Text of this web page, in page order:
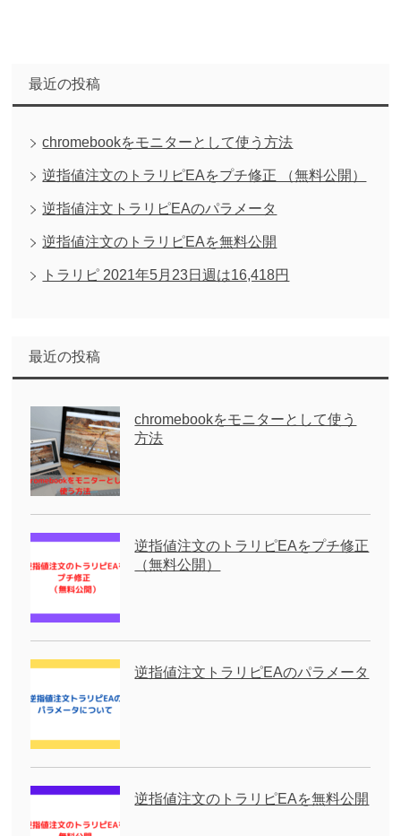
最近の投稿
chromebookをモニターとして使う方法
逆指値注文のトラリピEAをプチ修正 （無料公開）
逆指値注文トラリピEAのパラメータ
逆指値注文のトラリピEAを無料公開
トラリピ 2021年5月23日週は16,418円
最近の投稿
chromebookをモニターとして使う
方法
逆指値注文のトラリピEAをプチ修正
（無料公開）
逆指値注文トラリピEAのパラメータ
逆指値注文のトラリピEAを無料公開